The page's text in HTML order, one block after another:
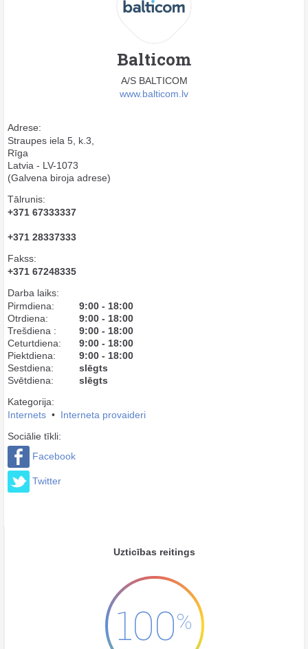
Balticom
A/S BALTICOM
www.balticom.lv
Adrese:
Straupes iela 5, k.3,
Rīga
Latvia - LV-1073
(Galvena biroja adrese)
Tālrunis:
+371 67333337
+371 28337333
Fakss:
+371 67248335
Darba laiks:
Pirmdiena:
9:00 - 18:00
Otrdiena:
9:00 - 18:00
Trešdiena :
9:00 - 18:00
Ceturtdiena:
9:00 - 18:00
Piektdiena:
9:00 - 18:00
Sestdiena:
slēgts
Svētdiena:
slēgts
Kategorija:
Internets • Interneta provaideri
Sociālie tīkli:
Facebook
Twitter
Uzticības reitings
100%